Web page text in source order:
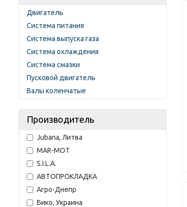
Двигатель
Система питания
Система выпуска газа
Система охлаждения
Система смазки
Пусковой двигатель
Валы коленчатые
Производитель
Jubana, Литва
MAR-MOT
S.I.L.A.
АВТОПРОКЛАДКА
Агро-Днепр
Бико, Украина